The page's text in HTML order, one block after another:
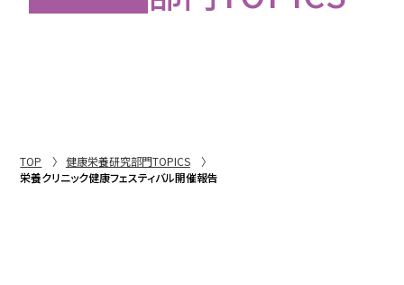
TOP
健康栄養研究部門TOPICS
栄養クリニック健康フェスティバル開催報告